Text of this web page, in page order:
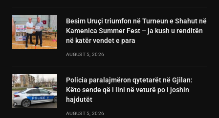
Besim Uruçi triumfon në Turneun e Shahut në
Kamenica Summer Fest – ja kush u renditën
në katër vendet e para
AUGUST 5, 2026
Policia paralajmëron qytetarët në Gjilan:
Këto sende që i lini në veturë po i joshin
hajdutët
AUGUST 5, 2026